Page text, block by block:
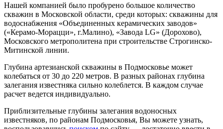
Нашей компанией было пробурено большое количество
скважин в Московской области, среди которых: скважины для
водоснабжения «Объединенных керамических заводов»
(«Керамо-Морацци», г.Малино), «Завода LG» (Дорохово),
Московского метрополитена при строительстве Строгинско-
Митинской линии.
Глубина артезианской скважины в Подмосковье может
колебаться от 30 до 220 метров. В разных районах глубина
залегания известняка сильно колеблется. В каждом случае
расчет ведется индивидуально.
Приблизительные глубины залегания водоносных
известняков, по районам Подмосковья, Вы можете узнать,